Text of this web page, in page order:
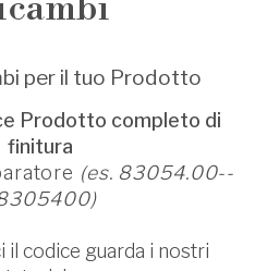
per il tuo Prodotto
Prodotto completo di
finitura
(es. 83054.00--
il codice guarda i nostri